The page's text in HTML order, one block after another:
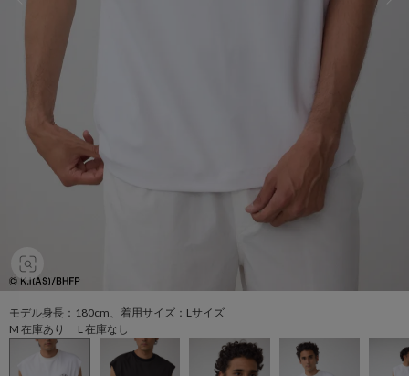
モデル身長：180cm、着用サイズ：Lサイズ
M 在庫あり L 在庫なし